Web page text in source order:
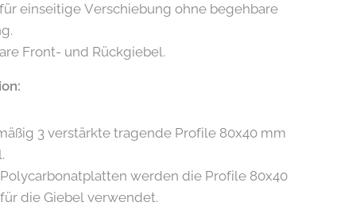
einseitige Verschiebung ohne begehbare
Front- und Rückgiebel.
3 verstärkte tragende Profile 80x40 mm
werden die Profile 80x40
die Giebel verwendet.